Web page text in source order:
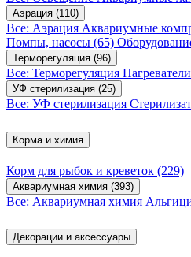
Аэрация (110)
Все: Аэрация Аквариумные
Помпы, насосы (65)
Терморегуляция (96)
Все: Терморегуляция Нагреватели
УФ стерилизация (25)
Все: УФ стерилизация
Корма и химия
Корм для рыбок и креветок (229)
Аквариумная химия (393)
Все: Аквариумная химия
Декорации и аксессуары